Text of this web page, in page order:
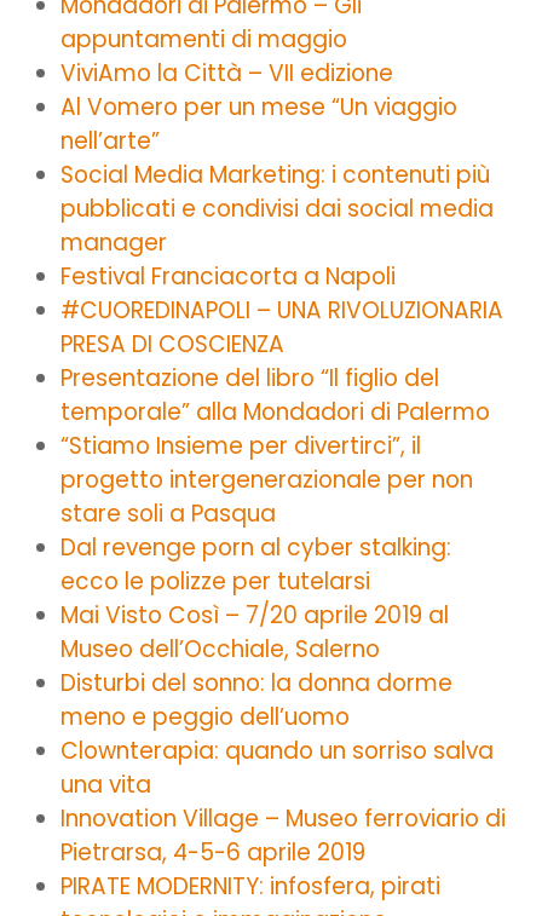
appuntamenti di maggio
ViviAmo la Città – VII edizione
Al Vomero per un mese “Un viaggio
nell’arte”
Social Media Marketing: i contenuti più
pubblicati e condivisi dai social media
manager
Festival Franciacorta a Napoli
#CUOREDINAPOLI – UNA RIVOLUZIONARIA
PRESA DI COSCIENZA
Presentazione del libro “Il figlio del
temporale” alla Mondadori di Palermo
“Stiamo Insieme per divertirci”, il
progetto intergenerazionale per non
stare soli a Pasqua
Dal revenge porn al cyber stalking:
ecco le polizze per tutelarsi
Mai Visto Così – 7/20 aprile 2019 al
Museo dell’Occhiale, Salerno
Disturbi del sonno: la donna dorme
meno e peggio dell’uomo
Clownterapia: quando un sorriso salva
una vita
Innovation Village – Museo ferroviario di
Pietrarsa, 4-5-6 aprile 2019
PIRATE MODERNITY: infosfera, pirati